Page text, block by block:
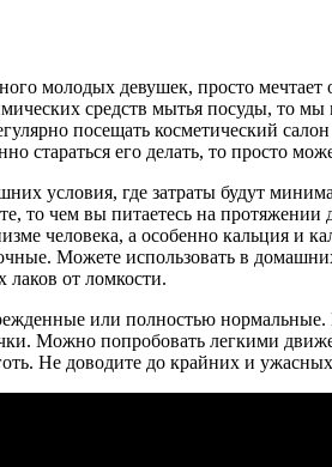
молодых девушек, просто
средств мытья посуды, то
посещать косметический
стараться его делать, то просто
условия, где затраты будут
то чем вы питаетесь на
человека, а особенно кальция
Можете использовать в
лаков от ломкости.
или полностью
Можно попробовать легкими
Не доводите до крайних и